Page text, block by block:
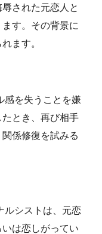
された元恋人と
す。その背景に
ます。
感を失うことを嫌
とき、再び相手
係修復を試みる
ルシストは、元恋
は恋しがってい